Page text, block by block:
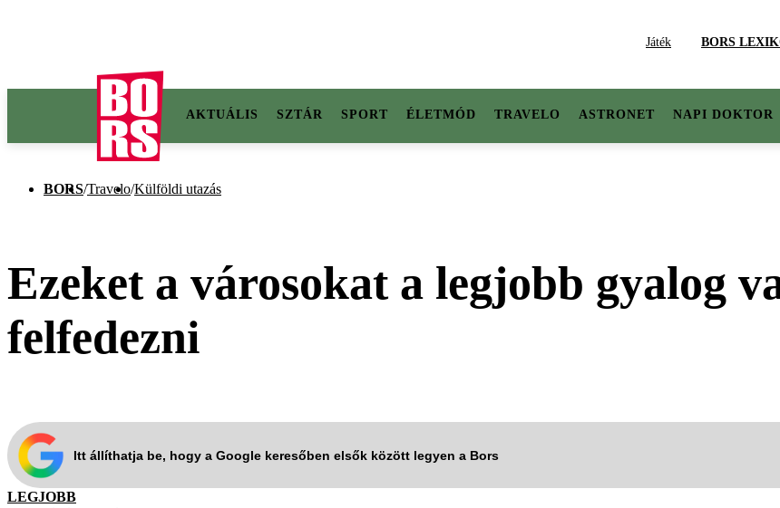
Játék BORS
AKTUÁLIS SZTÁR SPORT ÉLETMÓD TRAVELO ASTRONET NAPI DOKTOR
BORS/Travelo/Külföldi utazás
Ezeket a városokat a legjobb gyalog
felfedezni
Itt állíthatja be, hogy a Google keresőben elsők között legyen a Bors
LEGJOBB